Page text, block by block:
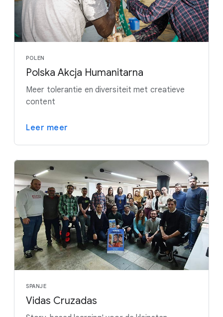
POLEN
Polska Akcja Humanitarna
Meer tolerantie en diversiteit met creatieve
content
Leer meer
SPANJE
Vidas Cruzadas